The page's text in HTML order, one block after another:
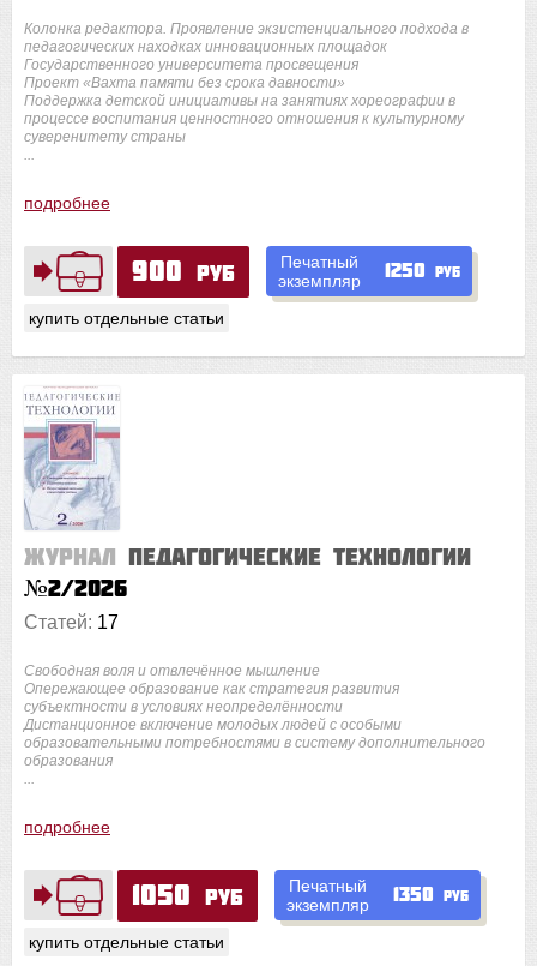
900 руб
купить отдельные статьи
Печатный
экземпляр
1250 руб
Колонка редактора. Проявление экзистенциального подхода в
педагогических находках инновационных площадок
Государственного университета просвещения
Проект «Вахта памяти без срока давности»
Поддержка детской инициативы на занятиях хореографии в
процессе воспитания ценностного отношения к культурному
суверенитету страны
подробнее
1050 руб
купить отдельные статьи
Печатный
экземпляр
1350 руб
Журнал Педагогические технологии
№2/2026
Статей: 17
Свободная воля и отвлечённое мышление
Опережающее образование как стратегия развития
субъектности в условиях неопределённости
Дистанционное включение молодых людей с особыми
образовательными потребностями в систему дополнительного
образования
подробнее